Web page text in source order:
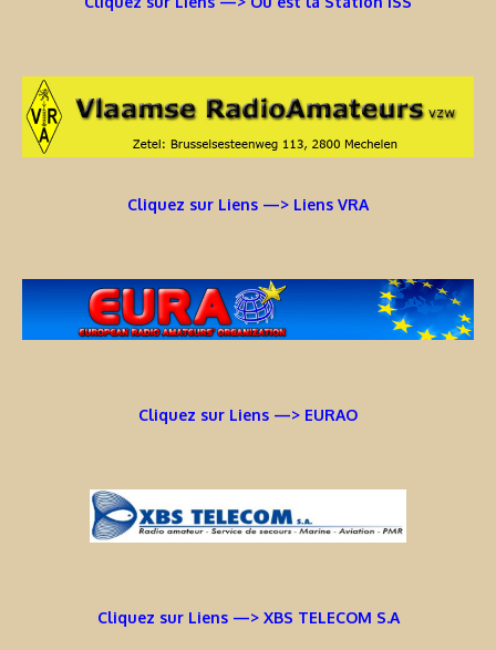
Cliquez sur Liens —> Liens VRA
Cliquez sur Liens —> EURAO
Cliquez sur Liens —> XBS TELECOM S.A